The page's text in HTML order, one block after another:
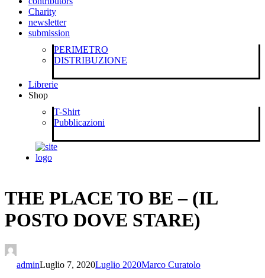
Charity
newsletter
submission
PERIMETRO
DISTRIBUZIONE
Librerie
Shop
T-Shirt
Pubblicazioni
THE PLACE TO BE – (IL
POSTO DOVE STARE)
adminLuglio 7, 2020Luglio 2020Marco Curatolo